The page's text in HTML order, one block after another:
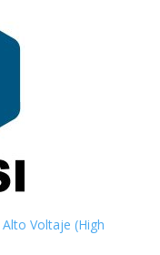
Voltaje (High